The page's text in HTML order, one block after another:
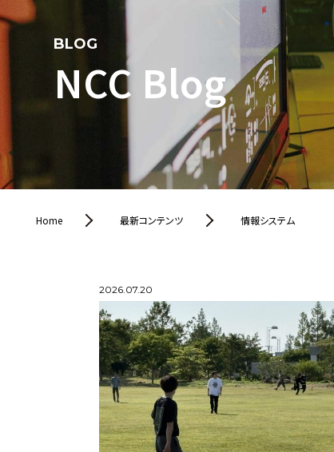
BLOG
NCC Blog
Home 最新コンテンツ 情報システム
2026.07.20